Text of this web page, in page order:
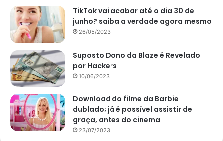
TikTok vai acabar até o dia 30 de
junho? saiba a verdade agora mesmo
26/05/2023
Suposto Dono da Blaze é Revelado
por Hackers
10/06/2023
Download do filme da Barbie
dublado; já é possível assistir de
graça, antes do cinema
23/07/2023